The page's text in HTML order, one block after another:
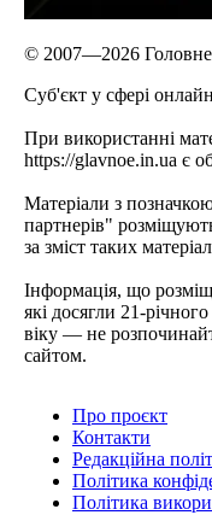
© 2007—2026 Головне
Cуб'єкт у сфері
При використанні
https://glavnoe.in.ua є
Матеріали з
партнерів"
за зміст таких
Інформація, що
які досягли 21-
віку — не
сайтом.
Про проєкт
Контакти
Редакційна
Політика
Політика